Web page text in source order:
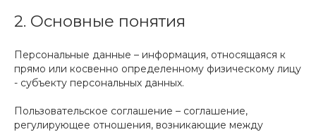
2. Основные понятия
Персональные данные – информация, относящаяся к
прямо или косвенно определенному физическому лицу
- субъекту персональных данных.
Пользовательское соглашение – соглашение,
регулирующее отношения, возникающие между